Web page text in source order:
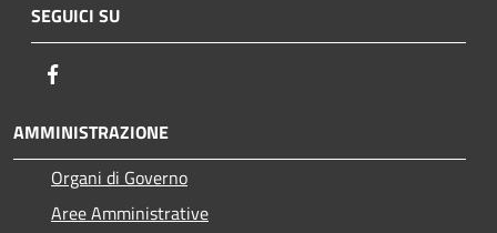
SEGUICI SU
AMMINISTRAZIONE
Organi di Governo
Aree Amministrative